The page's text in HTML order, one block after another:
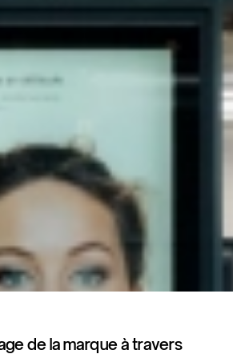
de la marque à travers